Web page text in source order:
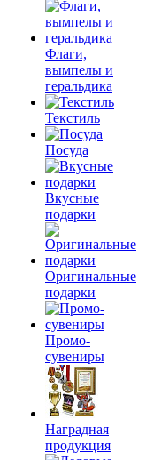
Флаги,
вымпелы и
геральдика
Текстиль
Посуда
Вкусные
подарки
Оригинальные
подарки
Промо-
сувениры
Наградная
продукция